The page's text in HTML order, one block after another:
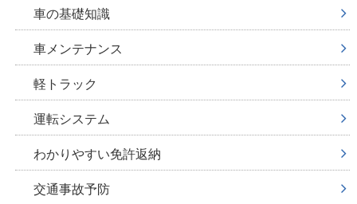
車の基礎知識
車メンテナンス
軽トラック
運転システム
わかりやすい免許返納
交通事故予防